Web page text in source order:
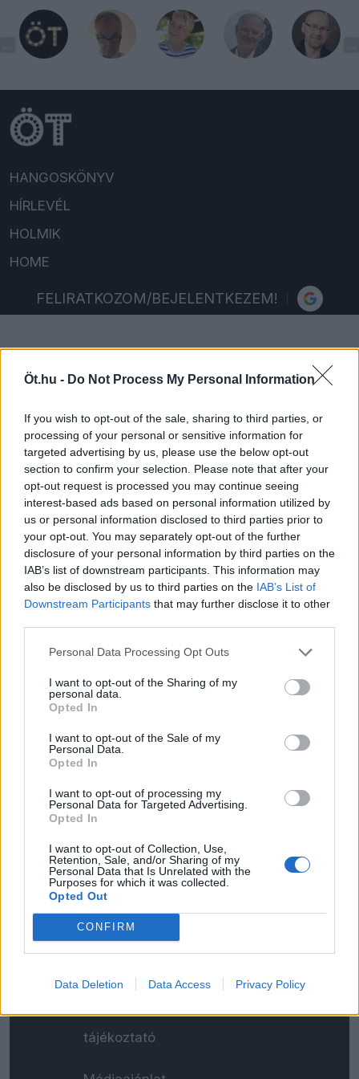
Öt.hu - Do Not Process My Personal Information
If you wish to opt-out of the sale, sharing to third parties, or
processing of your personal or sensitive information for
targeted advertising by us, please use the below opt-out
section to confirm your selection. Please note that after your
opt-out request is processed you may continue seeing
interest-based ads based on personal information utilized by
us or personal information disclosed to third parties prior to
your opt-out. You may separately opt-out of the further
disclosure of your personal information by third parties on the
IAB’s list of downstream participants. This information may
also be disclosed by us to third parties on the IAB’s List of
Downstream Participants that may further disclose it to other
Personal Data Processing Opt Outs
I want to opt-out of the Sharing of my
personal data.
Opted In
I want to opt-out of the Sale of my
Personal Data.
Opted In
I want to opt-out of processing my
Personal Data for Targeted Advertising.
Opted In
I want to opt-out of Collection, Use,
Retention, Sale, and/or Sharing of my
Personal Data that Is Unrelated with the
Purposes for which it was collected.
Opted Out
CONFIRM
Data Deletion Data Access Privacy Policy
HANGOSKÖNYV
HÍRLEVÉL
HOLMIK
HOME
FELIRATKOZOM/BEJELENTKEZEM!
KISS NOÉMI
Szent Margit bejött az ágyamba
Tavasz van, hajnalban még fagyosak a
járdák. Margit húsvétig velünk akar élni.
Odaragad a paplanhoz. Mint egy rágó. Egész
nap fekszik az ágyamban, és hazavár, várja,
hogy a történetét olvassuk. Az fog rajtam
segíteni, ha megértem az ő gyötrelmes
történetét.
KISS NOÉMI
Margitra gondolok, ahogy a kútból kiszedik
egy apácatársnőjét a legendában, aztán
ahogy tetvesen, agyonhordott rongyaiban
visszatartja az árvizet. Menti a társait. Van
Kapcsolat
tájékoztató